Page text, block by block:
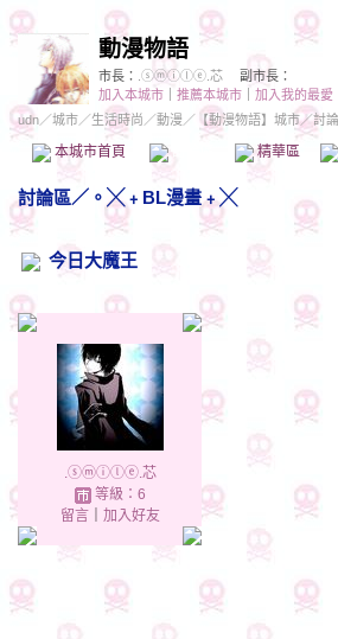
動漫物語
市長： .ⓢⓜⓘⓛⓔ.芯
副市長：
加入本城市
推薦本城市 加入我的最愛
udn／城市／生活時尚 ／動漫 ／ 【動漫物語】城市／討
本城市首頁 精華區
討論區／ 。╳﹢BL漫畫﹢╳
今日大魔王
.ⓢⓜⓘⓛⓔ.芯
等級：6
留言｜ 加入好友